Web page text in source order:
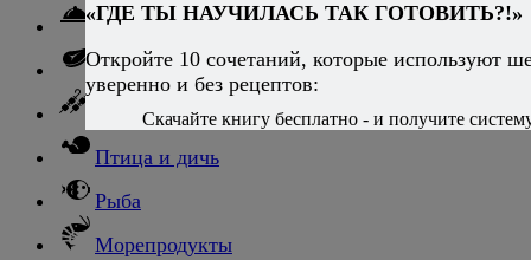
Свинина
Говядина
Баранина
Птица и дичь
Рыба
Морепродукты
«ГДЕ ТЫ НАУЧИЛАСЬ ТАК ГОТОВИТЬ?!»
Откройте 10 сочетаний, которые используют
уверенно и без рецептов:
Скачайте книгу бесплатно - и получите